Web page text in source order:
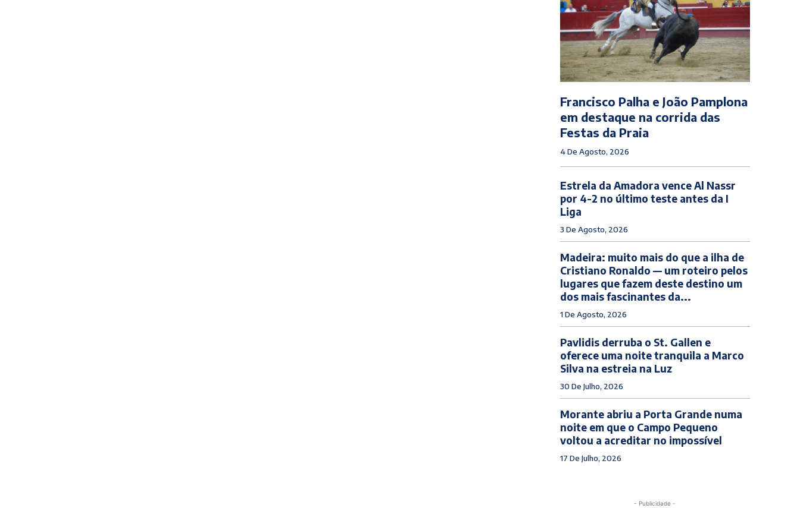
Francisco Palha e João Pamplona
em destaque na corrida das
Festas da Praia
4 De Agosto, 2026
Estrela da Amadora vence Al Nassr
por 4-2 no último teste antes da I
Liga
3 De Agosto, 2026
Madeira: muito mais do que a ilha de
Cristiano Ronaldo — um roteiro pelos
lugares que fazem deste destino um
dos mais fascinantes da...
1 De Agosto, 2026
Pavlidis derruba o St. Gallen e
oferece uma noite tranquila a Marco
Silva na estreia na Luz
30 De Julho, 2026
Morante abriu a Porta Grande numa
noite em que o Campo Pequeno
voltou a acreditar no impossível
17 De Julho, 2026
- Publicidade -